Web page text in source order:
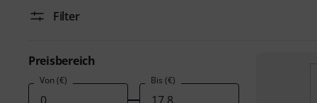
Filter
Preisbereich
Von (€) Bis (€)